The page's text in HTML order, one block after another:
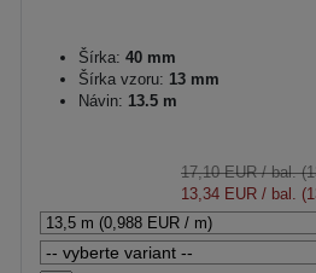
Šírka: 40 mm
Šírka vzoru: 13 mm
Návin: 13.5 m
17,10 EUR/ bal.
13,34 EUR / bal.